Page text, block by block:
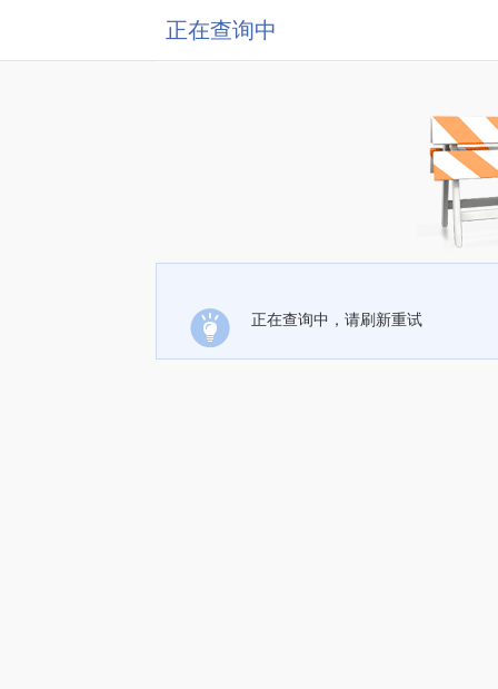
正在查询中
正在查询中，请刷新重试